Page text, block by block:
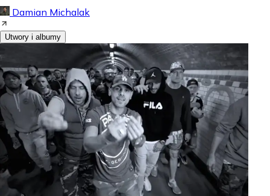
Damian Michalak
Utwory i albumy